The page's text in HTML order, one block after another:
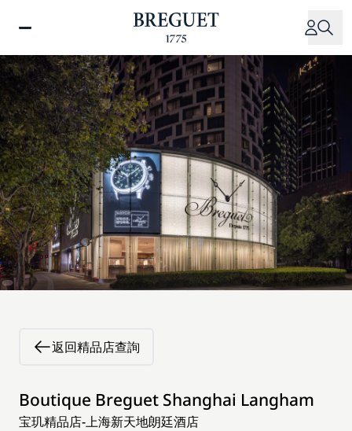
內
容
返回精品店查詢
Boutique Breguet Shanghai Langham
宝玑精品店-上海新天地朗廷酒店